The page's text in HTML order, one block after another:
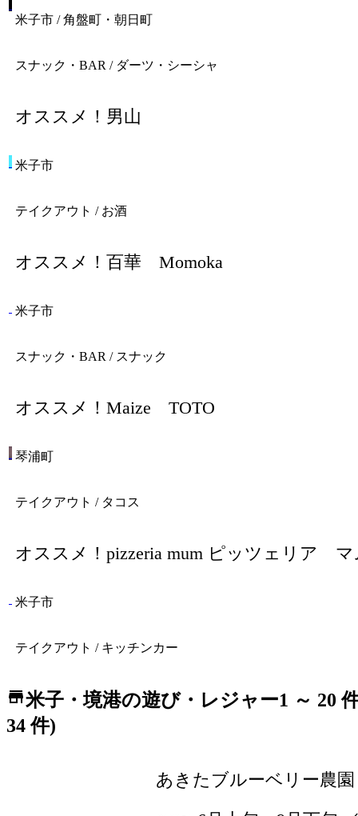
米子市 / 角盤町・朝日町
スナック・BAR / ダーツ・シーシャ
オススメ！ 男山
米子市
テイクアウト / お酒
オススメ！ 百華 Momoka
米子市
スナック・BAR / スナック
オススメ！ Maize TOTO
琴浦町
テイクアウト / タコス
オススメ！ pizzeria mum ピッツェリア マ
米子市
テイクアウト / キッチンカー
store米子・境港の遊び・レジャー1 ～ 20
34 件)
あきたブルーベリー農園